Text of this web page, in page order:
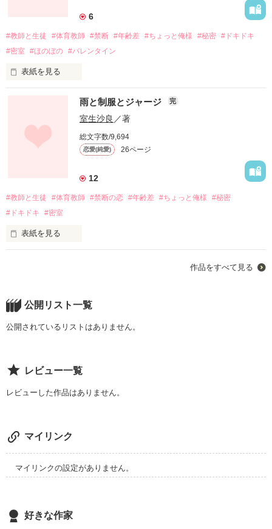
どんな顔するだろう・・・
どこにでもいるふたりの
雪の冬の夜の日のはなし。
very short love story
ごく普通の
ﾄｵﾉ ｱｶﾘ
ﾄｳﾄﾞｳ ﾕｳﾄ
-*-*-*-*-*-
触れられている時だけが
生きてる実感が湧く。
***
6
#教師と生徒 #体育教師 #禁断 #年齢差 #ちょっと俺様 #秘密 #ドキドキ
#密室
#ほのぼの #バレンタイン
表紙を見る
私は、もうすぐ卒業する。
秋の雨の日に交わした約束、
先生は覚えてる？
・-*-*-+☆+-*-*-・
甘いチョコ。
バレンタインの朝、降り積もる雪。
・-*-*-+☆+-*-*-・
×
雨と制服とジャージ 完
室生沙良 ／著
総文字数/9,694
恋愛(純愛) 26ページ
12
#教師と生徒 #体育教師 #禁断の恋 #年齢差 #ちょっと俺様
#秘密
#ドキドキ
#密室
表紙を見る
・-*-*-+☆+-*-*-・
黒い傘。
雨で透けたシャツ。
先生の車と、一人暮らしの家。
ハプニングに後押しされて、
作品をすべて見る
公開リスト一覧
公開されているリストはありません。
レビュー一覧
レビューした作品はありません。
マイリンク
マイリンクの設定がありません。
好きな作家